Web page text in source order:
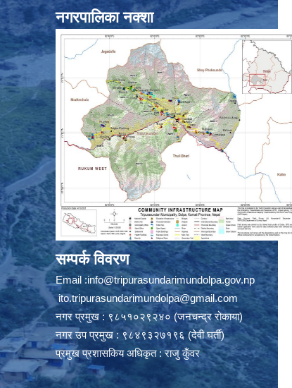
नगरपालिका नक्शा
सम्पर्क विवरण
Email :info@tripurasundarimundolpa.gov.np
ito.tripurasundarimundolpa@gmail.com
नगर प्रमुख : ९८५१०२९२४० (जनचन्द्र रोकाया)
नगर उप प्रमुख : ९८४९३२७१९६ (देवी घर्ती)
प्रमुख प्रशासकिय अधिकृत : राजु कुँवर